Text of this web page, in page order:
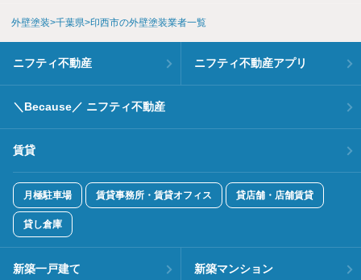
外壁塗装 千葉県 印西市の外壁塗装業者一覧
ニフティ不動産 ニフティ不動産アプリ
＼Because／ ニフティ不動産
賃貸
月極駐車場 賃貸事務所・賃貸オフィス 貸店舗・店舗賃貸
貸し倉庫
新築一戸建て 新築マンション